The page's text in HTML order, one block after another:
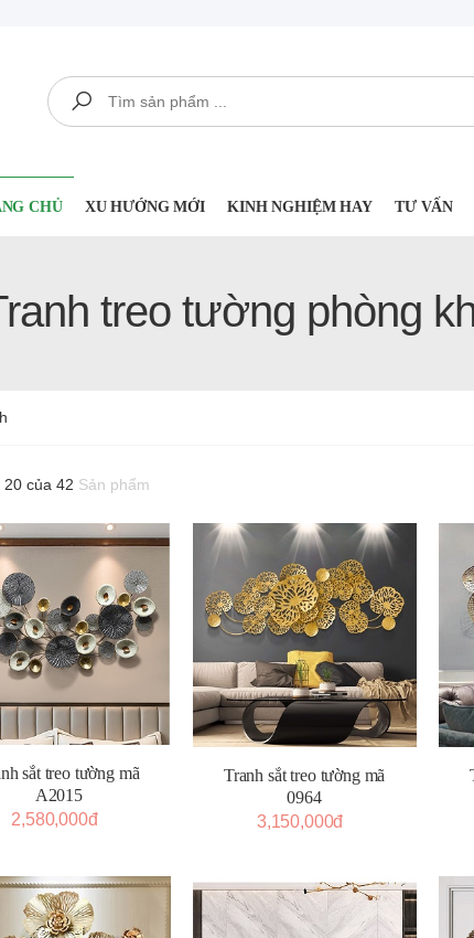
Tìm kiếm
CHỦ XU HƯỚNG MỚI KINH NGHIỆM HAY TƯ VẤN
treo tường phòng
20 của 42 Sản phẩm
sắt treo tường mã
A2015
2,580,000đ
Tranh sắt treo tường mã
0964
3,150,000đ